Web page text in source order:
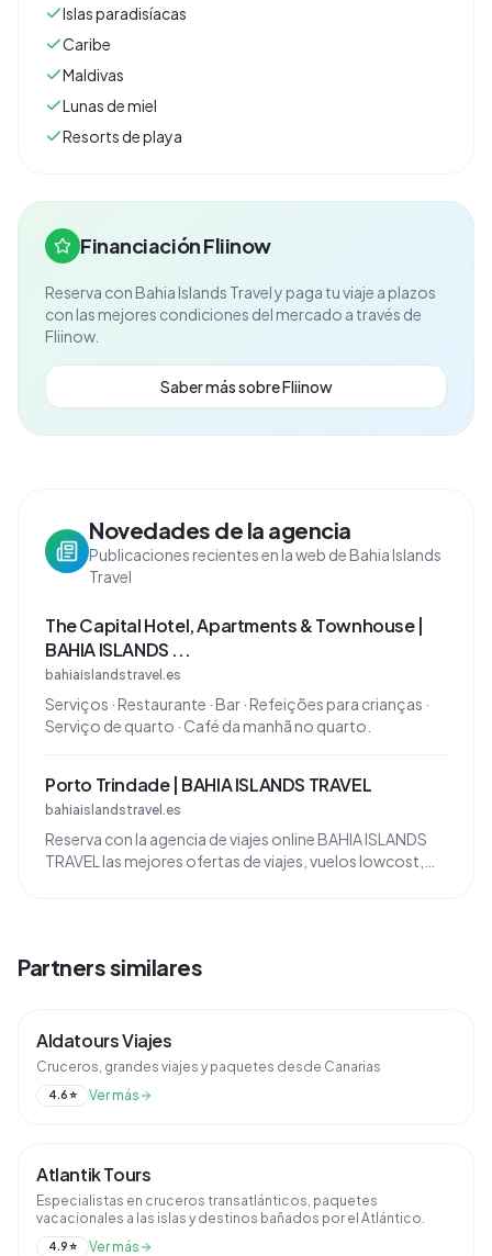
Islas paradisíacas
Caribe
Maldivas
Lunas de miel
Resorts de playa
Financiación Fliinow
Reserva con Bahia Islands Travely paga tu viaje a plazos
con las mejores condiciones del mercado a través de
Fliinow.
Saber más sobre Fliinow
Novedades de la agencia
Publicaciones recientes en la web de Bahia Islands
Travel
The Capital Hotel, Apartments & Townhouse |
BAHIA ISLANDS ...
bahiaislandstravel.es
Serviços · Restaurante · Bar · Refeições para crianças ·
Serviço de quarto · Café da manhã no quarto.
Porto Trindade | BAHIA ISLANDS TRAVEL
bahiaislandstravel.es
Reserva con la agencia de viajes online BAHIA ISLANDS
TRAVEL las mejores ofertas de viajes, vuelos lowcost,
Partners similares
Aldatours Viajes
Cruceros, grandes viajes y paquetes desde Canarias
4.6⭐ Ver más
Atlantik Tours
Especialistas en cruceros transatlánticos, paquetes
vacacionales a las islas y destinos bañados por el Atlántico.
4.9⭐ Ver más